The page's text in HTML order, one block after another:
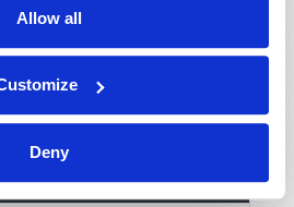
Allow all
Deny
Viva de Deus.